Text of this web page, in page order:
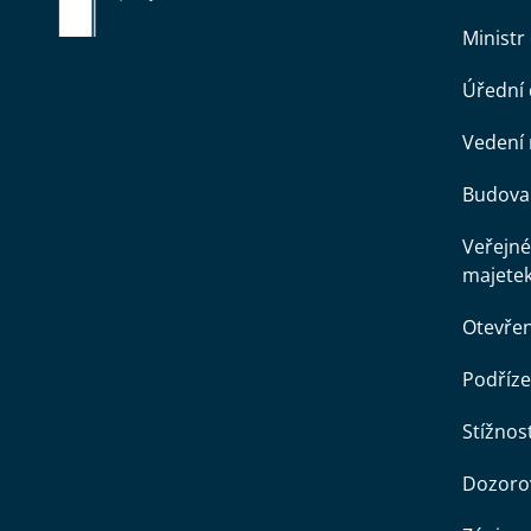
Ministr
Úřední